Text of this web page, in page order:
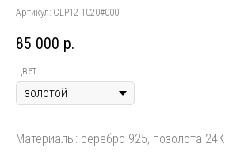
Артикул: CLP12 1020#000
85 000 р.
Цвет
Материалы: серебро 925, позолота 24К